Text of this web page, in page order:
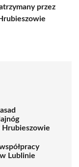
przez
Lublinie